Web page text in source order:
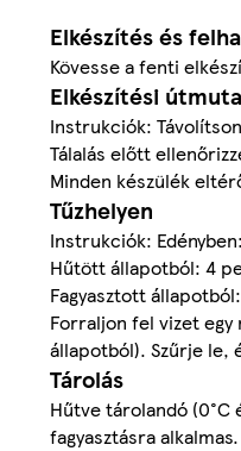
Elkészítés és
Kövesse a fenti
Elkészítési
Instrukciók:
Tálalás előtt
Minden készülék
Tűzhelyen
Instrukciók: Edényben:
Hűtött állapotból: 4
Fagyasztott
Forraljon fel vizet egy
állapotból). Szűrje le,
Tárolás
Hűtve tárolandó
fagyasztásra